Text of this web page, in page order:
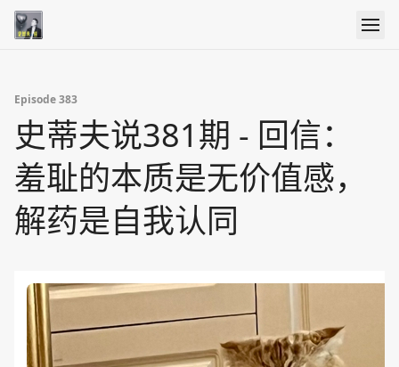
Episode 383
史蒂夫说381期 - 回信：
羞耻的本质是无价值感，
解药是自我认同